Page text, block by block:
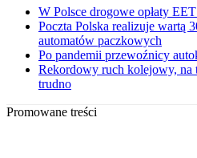
W Polsce drogowe opłaty
Poczta Polska realizuje wartą
automatów paczkowych
Po pandemii przewoźnicy
Rekordowy ruch kolejowy, na
trudno
Promowane treści